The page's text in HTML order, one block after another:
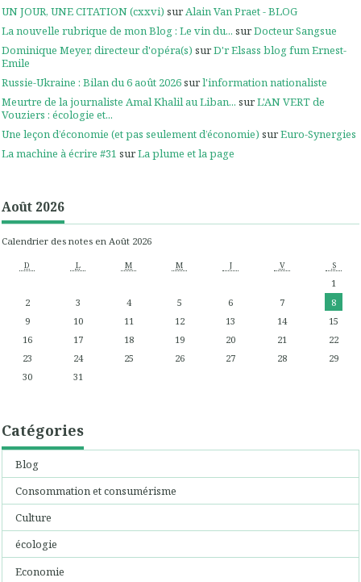
UN JOUR, UNE CITATION (cxxvi) surAlain Van Praet - BLOG
La nouvelle rubrique de mon Blog : Le vin du... surDocteur Sangsue
Dominique Meyer, directeur d'opéra(s) surD'r Elsass blog fum Ernest-
Emile
Russie-Ukraine : Bilan du 6 août 2026surl'information nationaliste
Meurtre de la journaliste Amal Khalil au Liban... surL'AN VERT de
Vouziers : écologie et...
Une leçon d’économie (et pas seulement d’économie) surEuro-Synergies
La machine à écrire #31 surLa plume et la page
Août 2026
Calendrier des notes en Août 2026
D L M M J V S
1
2
3 4 5 6 7
8
9
10 11 12 13 14
15
16
17 18 19 20 21
22
23
24 25 26 27 28
29
30
31
Catégories
Blog
Consommation et consumérisme
Culture
écologie
Economie